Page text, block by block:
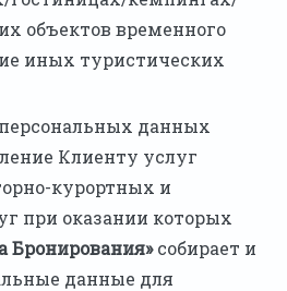
объектов временного
иных туристических
данных
Клиенту услуг
курортных и
при оказании которых
Бронирования»собирает и
данные для